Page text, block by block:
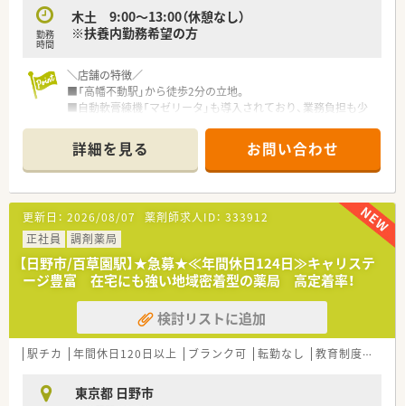
＼安心して長く働ける労働環境です！／
■会長や社長は薬剤師です。
そのため薬剤師の気持ちを理解し汲んだ企業カラー、組織を構築
■従業員の労働環境整備にも配慮があり、年間休日115日。5日
連続休暇制度(取得率96.7％)、有給取得数も平均で10日以上。
残業は全社平均5～15h程度です。
用無し
■育児休業中に週1～2日のフレキシブル勤務可、復職後はお子
様が小学校3年生の学年末まで5時間の時短勤務可、最大10日ま
＼キャリアチャンスも豊富です♩／
■年間50店舗の出店を予定しており、出店に伴い薬局長やエリ
アマネジャーのポジションが多数。
■1年以内での薬局長就任へ向けた習熟も実施しており、ご経験
を活かした早期のポジションアップが目指せます。
勤務
時間
木土 9:00～13:00（休憩なし）
※扶養内勤務希望の方
＼店舗の特徴／
■「高幡不動駅」から徒歩2分の立地。
■自動軟膏練機「マゼリータ」も導入されており、業務負担も少
■投薬台は3台あり、
また服薬指導後は薬歴記載してから次の患者様対応を行う為、
薬歴が溜まらない環境です！
■薬剤師様は全員女性で、40代～60代の方が活躍されていま
す。
管理薬剤師様も大変気さくな方です♪
■処方箋のメインは近隣の内科クリニックですが集中率は20％
以下。
■在宅は居宅10件ございますが、正社員スタッフで対応されて
いるため
パートの方は希望制になります。
■かかりつけ等のノルマもございません。
＼企業の特徴／
■調剤薬局の運営だけでなく、OTCの取り扱いもあり幅広く知識
を習得することが出来ます。
詳細を見る お問い合わせ
更新日： 2026/08/07 薬剤師求人ID： 333912
正社員
調剤薬局
【日野市/百草園駅】★急募★≪年間休日124日≫キャリステ
ージ豊富 在宅にも強い地域密着型の薬局 高定着率！
検討リストに追加
駅チカ 年間休日120日以上 ブランク可 転勤なし 教育制度あり
東京都 日野市